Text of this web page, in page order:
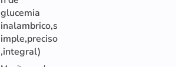
glucemia
inalambrico,s
imple,preciso
,integral)